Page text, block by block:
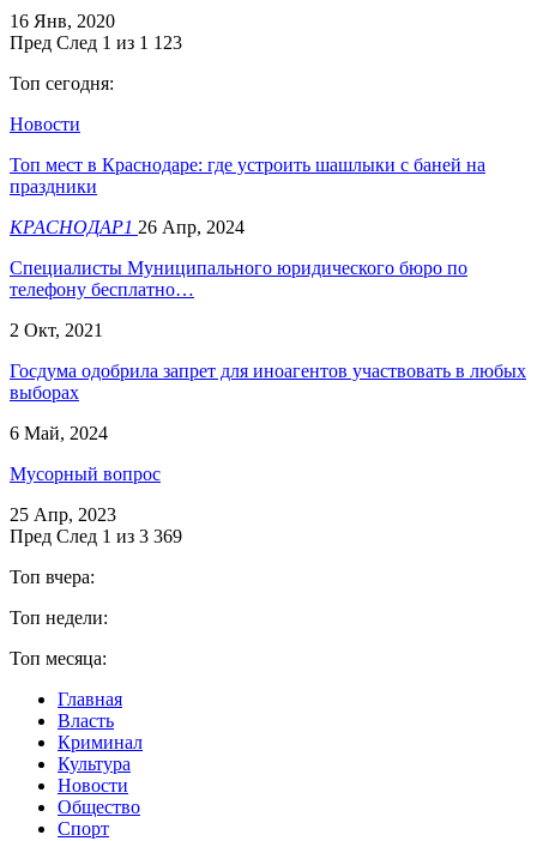
16 Янв, 2020
Пред След 1 из 1 123
Топ сегодня:
Новости
Топ мест в Краснодаре: где устроить шашлыки с баней на
праздники
КРАСНОДАР1 26 Апр, 2024
Специалисты Муниципального юридического бюро по
телефону бесплатно…
2 Окт, 2021
Госдума одобрила запрет для иноагентов участвовать в любых
выборах
6 Май, 2024
Мусорный вопрос
25 Апр, 2023
Пред След 1 из 3 369
Топ вчера:
Топ недели:
Топ месяца:
Главная
Власть
Криминал
Культура
Новости
Общество
Спорт